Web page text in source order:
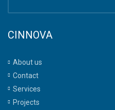
CINNOVA
About us
Contact
Services
Projects